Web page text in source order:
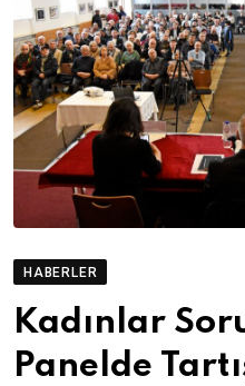
HABERLER
Kadınlar
Panelde